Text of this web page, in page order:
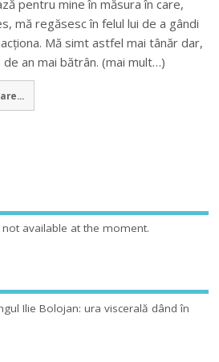
pentru mine în măsura în care,
mă regăsesc în felul lui de a gândi
Mă simt astfel mai tânăr dar,
de an mai bătrân. (mai mult…)
available at the moment.
Ilie Bolojan: ura viscerală dând în